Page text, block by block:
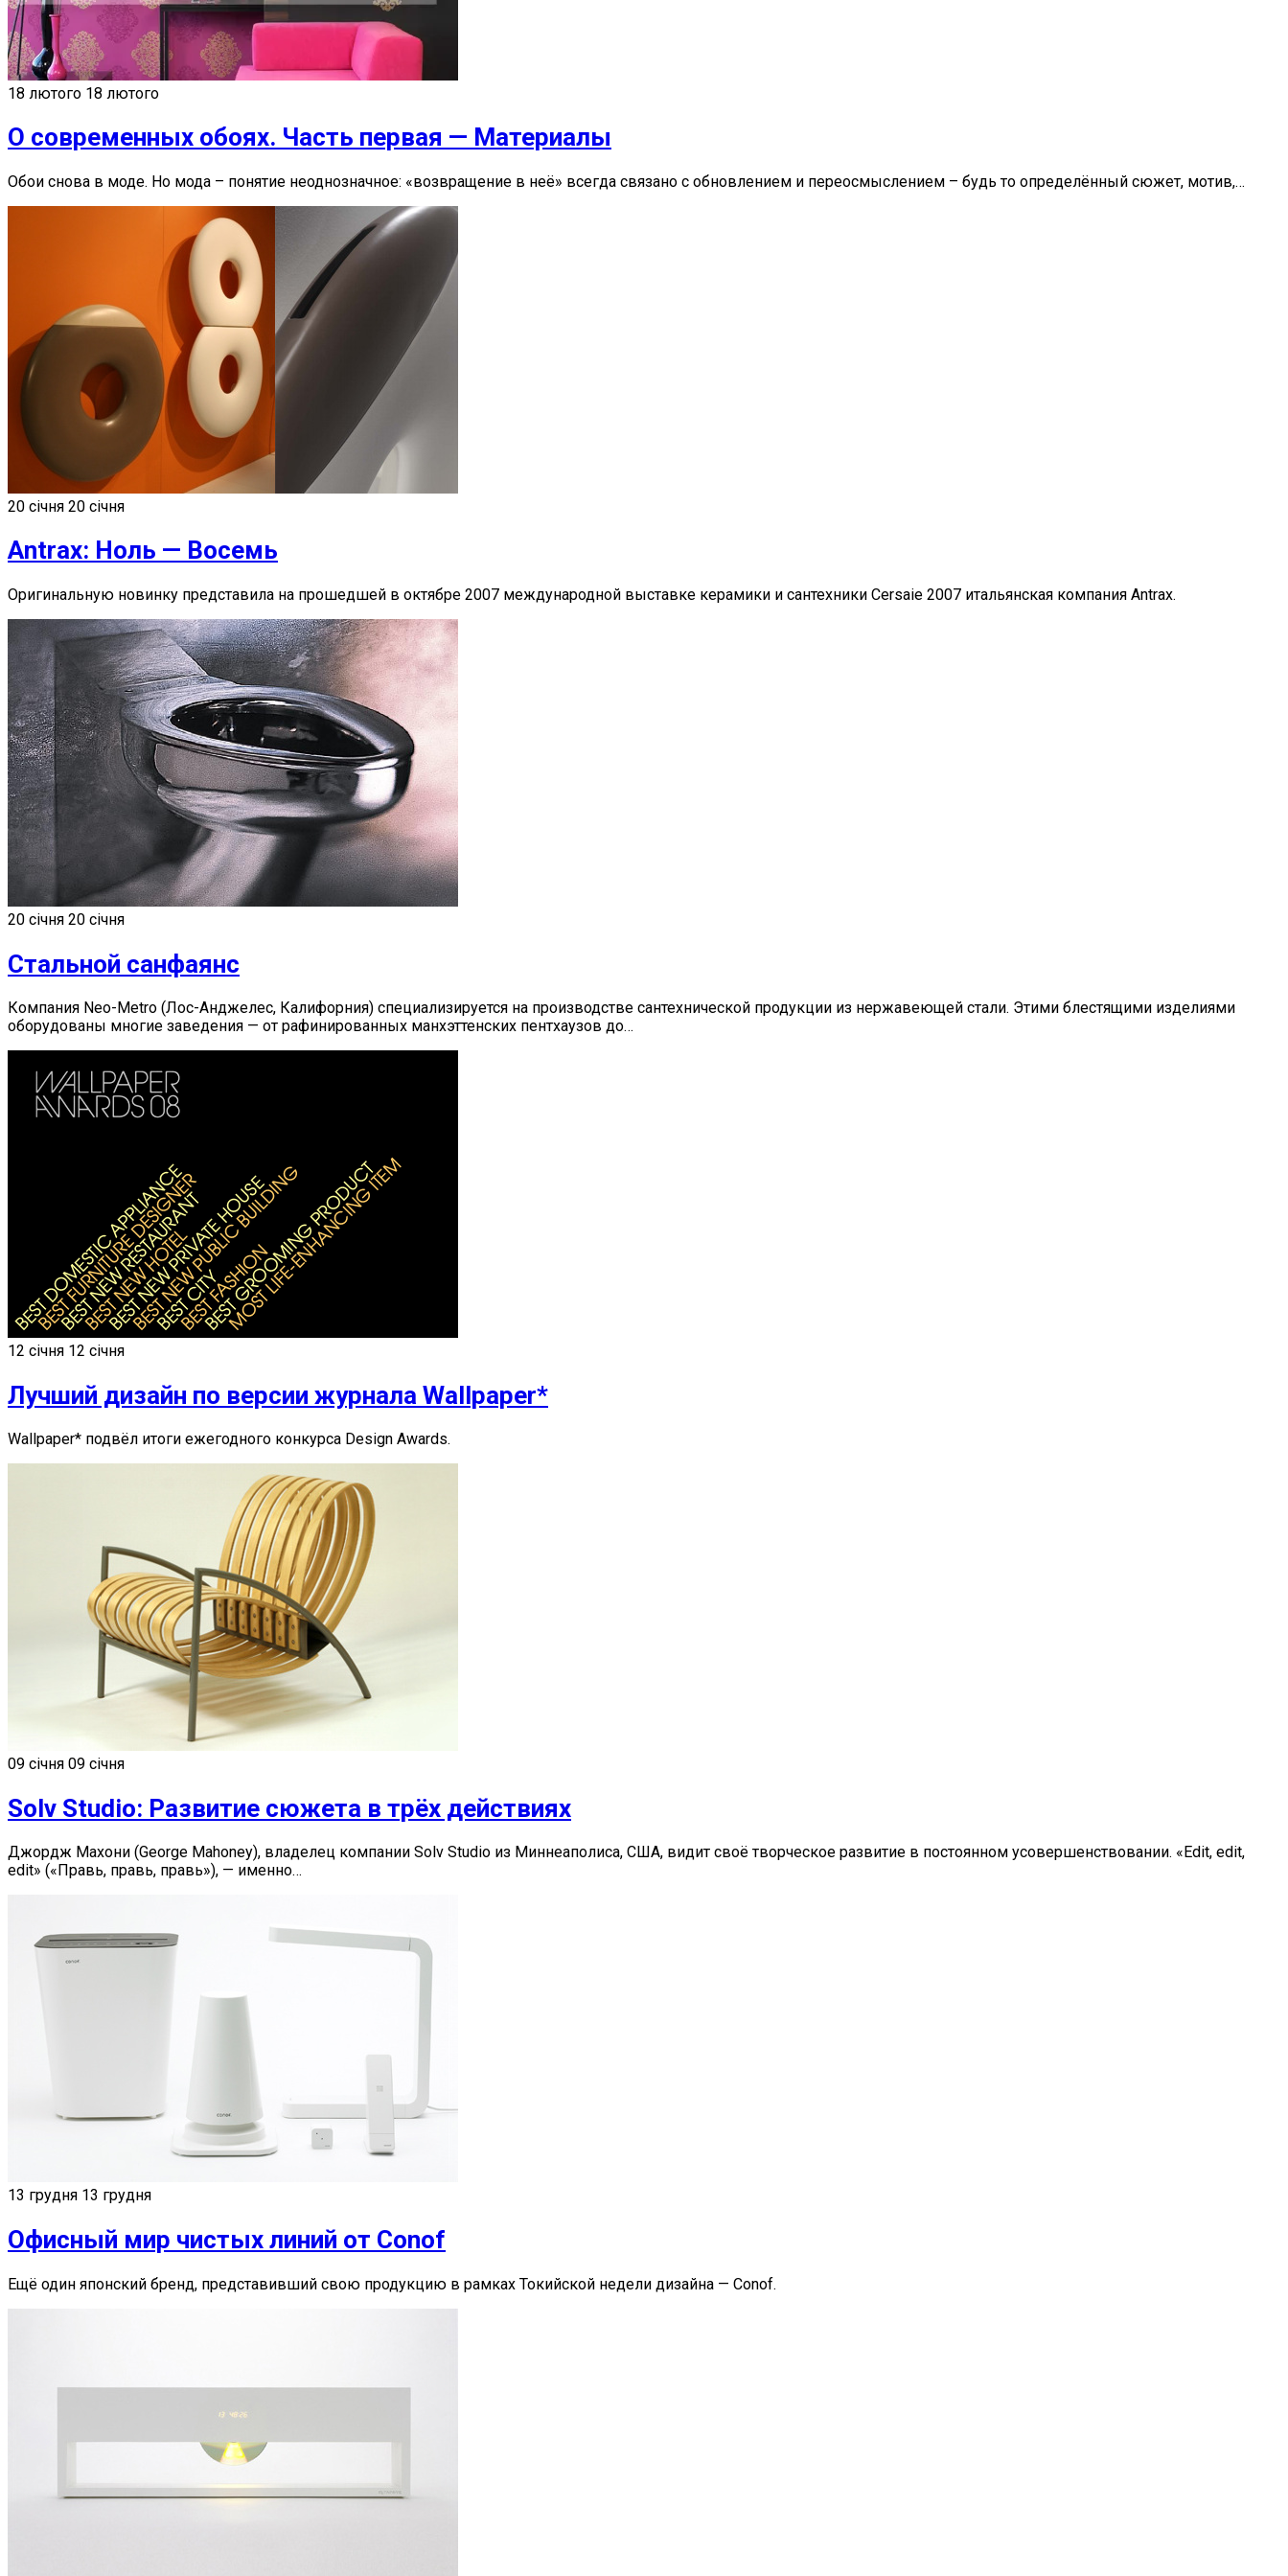
18 лютого 18 лютого
О современных обоях. Часть первая — Материалы
Обои снова в моде. Но мода – понятие неоднозначное: «возвращение в неё» всегда связано с обновлением и переосмыслением – будь то определённый сюжет, мотив,…
20 січня 20 січня
Antrax: Ноль — Восемь
Оригинальную новинку представила на прошедшей в октябре 2007 международной выставке керамики и сантехники Cersaie 2007 итальянская компания Antrax.
20 січня 20 січня
Стальной санфаянс
Компания Neo-Metro (Лос-Анджелес, Калифорния) специализируется на производстве сантехнической продукции из нержавеющей стали. Этими блестящими изделиями
оборудованы многие заведения — от рафинированных манхэттенских пентхаузов до…
12 січня 12 січня
Лучший дизайн по версии журнала Wallpaper*
Wallpaper* подвёл итоги ежегодного конкурса Design Awards.
09 січня 09 січня
Solv Studio: Развитие сюжета в трёх действиях
Джордж Махони (George Mahoney), владелец компании Solv Studio из Миннеаполиса, США, видит своё творческое развитие в постоянном усовершенствовании. «Edit, edit,
edit» («Правь, правь, правь»), — именно…
13 грудня 13 грудня
Офисный мир чистых линий от Conof
Ещё один японский бренд, представивший свою продукцию в рамках Токийской недели дизайна — Conof.